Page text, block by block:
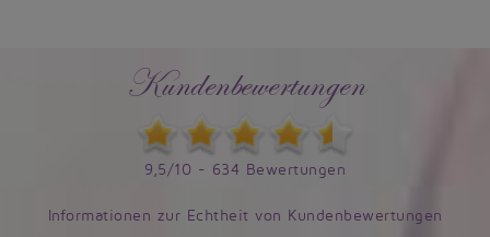
Kundenbewertungen
9,5/10 - 634 Bewertungen
Informationen zur Echtheit von Kundenbewertungen